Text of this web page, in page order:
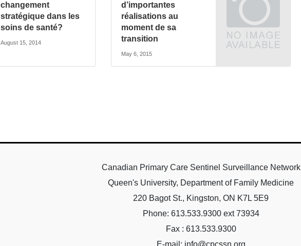
changement
stratégique dans les
soins de santé?
August 15, 2014
d’importantes
réalisations au
moment de sa
transition
May 6, 2015
Canadian Primary Care Sentinel Surveillance Network
Queen's University, Department of Family Medicine
220 Bagot St., Kingston, ON K7L 5E9
Phone: 613.533.9300 ext 73934
Fax : 613.533.9300